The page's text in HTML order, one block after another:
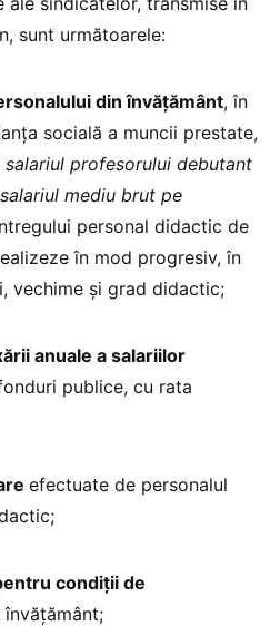
sunt următoarele:
din învățământ, în
socială a muncii prestate,
salariul profesorului debutant
mediu brut pe
personal didactic de
în mod progresiv, în
vechime și grad didactic;
anuale a salariilor
publice, cu rata
efectuate de personalul
condiții de
învățământ;